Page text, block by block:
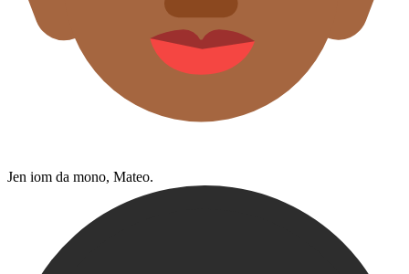
Jen iom da mono, Mateo.